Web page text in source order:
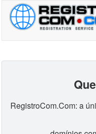
RegistroCom.Com: a